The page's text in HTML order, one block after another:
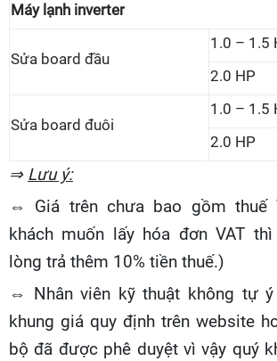
Máy lạnh inverter
Sửa board đầu
1.0 – 1.5
2.0 HP
Sửa board đuôi
1.0 – 1.5
2.0 HP
⇒ Lưu ý:
⇔ Giá trên chưa bao gồm thuế
khách muốn lấy hóa đơn VAT
lòng trả thêm 10% tiền thuế.)
⇔ Nhân viên kỹ thuật không tự
khung giá quy định trên website
bộ đã được phê duyệt vì vậy quý